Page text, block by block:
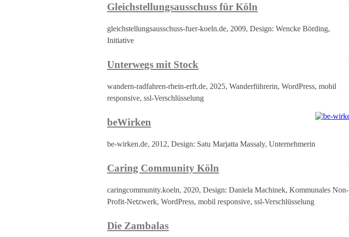
Gleichstellungsausschuss für Köln
gleichstellungsausschuss-fuer-koeln.de, 2009, Design: Wencke Börding,
Initiative
Unterwegs mit Stock
wandern-radfahren-rhein-erft.de, 2025, Wanderführerin, WordPress, mobil
responsive, ssl-Verschlüsselung
beWirken
be-wirken.de, 2012, Design: Satu Marjatta Massaly, Unternehmerin
Caring Community Köln
caringcommunity.koeln, 2020, Design: Daniela Machinek, Kommunales Non-
Profit-Netzwerk, WordPress, mobil responsive, ssl-Verschlüsselung
Die Zambalas